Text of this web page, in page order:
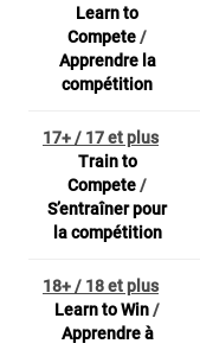
Learn to
Compete/
Apprendre la
compétition
17+ / 17 et plus
Train to
Compete/
S’entraîner pour
la compétition
18+ / 18 et plus
Learn to Win/
Apprendre à